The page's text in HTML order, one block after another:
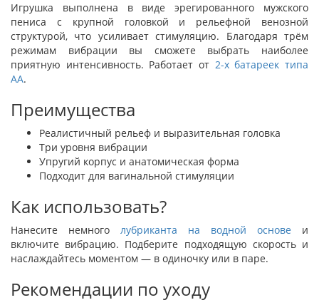
Игрушка выполнена в виде эрегированного мужского
пениса с крупной головкой и рельефной венозной
структурой, что усиливает стимуляцию. Благодаря трём
режимам вибрации вы сможете выбрать наиболее
приятную интенсивность. Работает от 2-х батареек типа
AA.
Преимущества
Реалистичный рельеф и выразительная головка
Три уровня вибрации
Упругий корпус и анатомическая форма
Подходит для вагинальной стимуляции
Как использовать?
Нанесите немного лубриканта на водной основе и
включите вибрацию. Подберите подходящую скорость и
наслаждайтесь моментом — в одиночку или в паре.
Рекомендации по уходу